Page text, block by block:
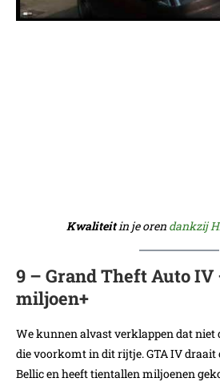
Kwaliteitin je oren dankzij
9 – Grand Theft Auto IV
miljoen+
We kunnen alvast verklappen dat niet
die voorkomt in dit rijtje. GTA IV draait
Bellic en heeft tientallen miljoenen